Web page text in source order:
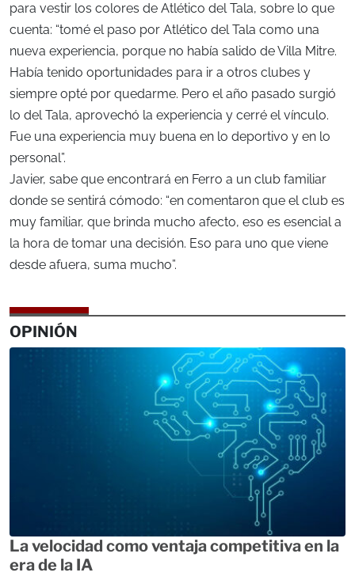
para vestir los colores de Atlético del Tala, sobre lo que
cuenta: “tomé el paso por Atlético del Tala como una
nueva experiencia, porque no había salido de Villa Mitre.
Había tenido oportunidades para ir a otros clubes y
siempre opté por quedarme. Pero el año pasado surgió
lo del Tala, aprovechó la experiencia y cerré el vínculo.
Fue una experiencia muy buena en lo deportivo y en lo
personal”.
Javier, sabe que encontrará en Ferro a un club familiar
donde se sentirá cómodo: “en comentaron que el club es
muy familiar, que brinda mucho afecto, eso es esencial a
la hora de tomar una decisión. Eso para uno que viene
desde afuera, suma mucho”.
OPINIÓN
La velocidad como ventaja competitiva en la
era de la IA